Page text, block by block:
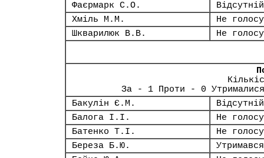
Фаєрмарк С.О.
Відсутній
Хміль М.М.
Не
Шкварилюк В.В.
Не
За - 1 Проти - 0
Бакулін Є.М.
Відсутній
Балога І.І.
Не
Батенко Т.І.
Не
Береза Б.Ю.
Утримався